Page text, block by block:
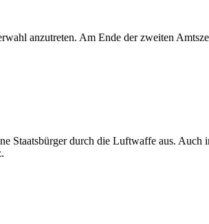
anzutreten. Am Ende der zweiten
Staatsbürger durch die Luftwaffe aus. Auch